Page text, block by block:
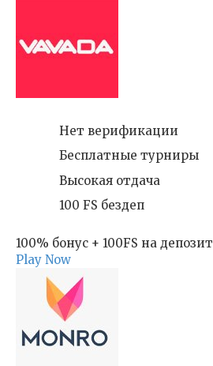
Нет верификации
Бесплатные турниры
Высокая отдача
100 FS бездеп
100% бонус + 100FS на депозит
Play Now